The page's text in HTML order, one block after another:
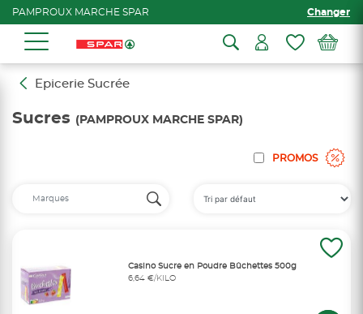
PAMPROUX MARCHE SPAR Changer
Epicerie Sucrée
Sucres (PAMPROUX MARCHE SPAR)
PROMOS
Casino Sucre en Poudre Bûchettes 500g
6,64 €/KILO